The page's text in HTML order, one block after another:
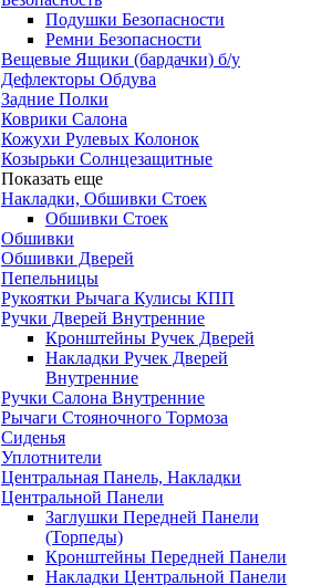
Подушки Безопасности
Ремни Безопасности
Вещевые Ящики (бардачки) б/у
Дефлекторы Обдува
Задние Полки
Коврики Салона
Кожухи Рулевых Колонок
Козырьки Солнцезащитные
Показать еще
Накладки, Обшивки Стоек
Обшивки Стоек
Обшивки
Обшивки Дверей
Пепельницы
Рукоятки Рычага Кулисы КПП
Ручки Дверей Внутренние
Кронштейны Ручек Дверей
Накладки Ручек Дверей
Внутренние
Ручки Салона Внутренние
Рычаги Стояночного Тормоза
Сиденья
Уплотнители
Центральная Панель, Накладки
Центральной Панели
Заглушки Передней Панели
(Торпеды)
Кронштейны Передней Панели
Накладки Центральной Панели